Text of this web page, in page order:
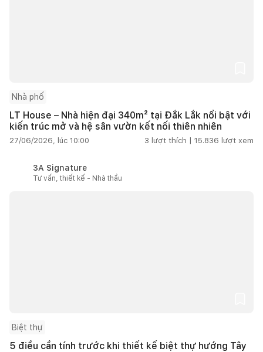
Nhà phố
LT House – Nhà hiện đại 340m² tại Đắk Lắk nổi bật với
kiến trúc mở và hệ sân vườn kết nối thiên nhiên
27/06/2026, lúc 10:00 3 lượt thích | 15.836 lượt xem
3A Signature
Tư vấn, thiết kế - Nhà thầu
Biệt thự
5 điều cần tính trước khi thiết kế biệt thự hướng Tây